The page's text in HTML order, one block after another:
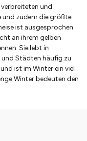
und
und zudem die größte
ist ausgesprochen
an ihrem gelben
Sie lebt in
Städten häufig zu
ist im Winter ein viel
Winter bedeuten den